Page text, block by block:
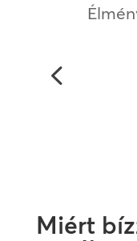
Jamba
Miért